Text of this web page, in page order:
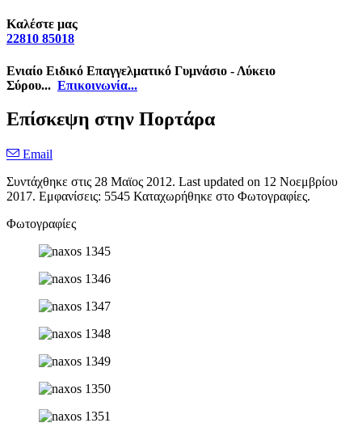
Καλέστε μας
22810 85018
Ενιαίο Ειδικό Επαγγελματικό Γυμνάσιο - Λύκειο
Σύρου... Επικοινωνία...
Επίσκεψη στην Πορτάρα
Email
Συντάχθηκε στις 28 Μαϊος 2012. Last updated on 12 Νοεμβρίου
2017. Εμφανίσεις: 5545 Καταχωρήθηκε στο Φωτογραφίες.
Φωτογραφίες